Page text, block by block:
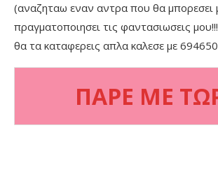
(αναζηταω εναν αντρα που θα μπορεσει
πραγματοποιησει τις φαντασιωσεις
θα τα καταφερεις απλα καλεσε με
ΠΑΡΕ ΜΕ